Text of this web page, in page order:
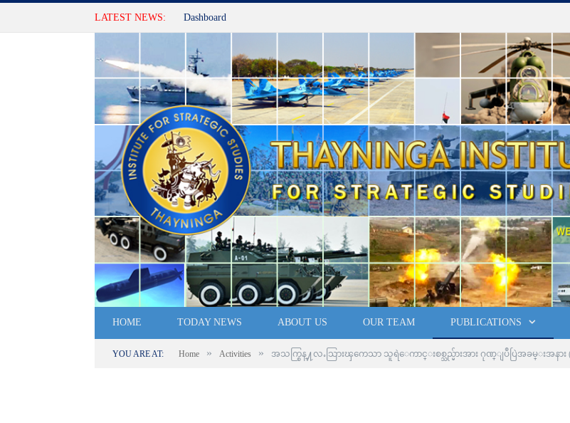
LATEST NEWS: Dashboard
HOME TODAY NEWS ABOUT US OUR TEAM PUBLICATIONS
YOU ARE AT: Home » Activities » အသက္စြန္႔လႉသြားၾကေသာ သူရဲေကာင္းစစ္သည္မ်ားအား ဂုဏ္ျပဳပြဲအခမ္းအ